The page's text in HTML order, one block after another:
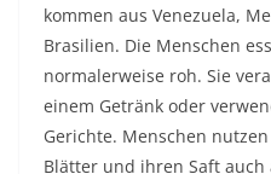
kommen aus Venezuela,
Brasilien. Die Menschen
normalerweise roh. Sie
einem Getränk oder
Gerichte. Menschen
Blätter und ihren Saft auch